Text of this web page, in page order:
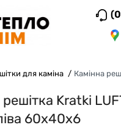
для каміна Камінна
решітка Kratki
60x40x6